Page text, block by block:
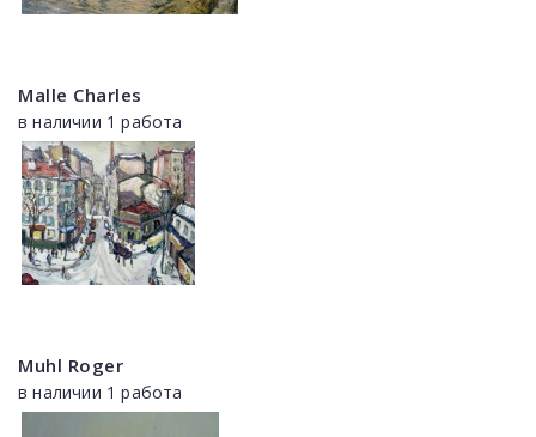
Malle Charles
в наличии 1 работа
Muhl Roger
в наличии 1 работа